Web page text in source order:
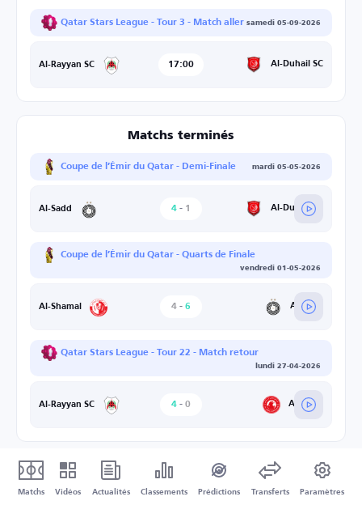
Qatar Stars League - Tour 3 - Match aller samedi 05-09-2026
Al-Rayyan SC 17:00 Al-Duhail SC
Matchs terminés
Coupe de l’Émir du Qatar - Demi-Finale mardi 05-05-2026
Al-Sadd 4 - 1 Al-Duhail SC
Coupe de l’Émir du Qatar - Quarts de Finale
vendredi 01-05-2026
Al-Shamal 4 - 6 Al-Sadd
Qatar Stars League - Tour 22 - Match retour
lundi 27-04-2026
Al-Rayyan SC 4 - 0 Al-Arabi
Matchs Vidéos Actualités Classements Prédictions Transferts Paramètres